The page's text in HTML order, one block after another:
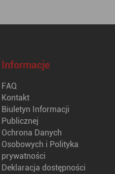
Informacje
FAQ
Kontakt
Biuletyn Informacji
Publicznej
Ochrona Danych
Osobowych i Polityka
prywatności
Deklaracja dostępności